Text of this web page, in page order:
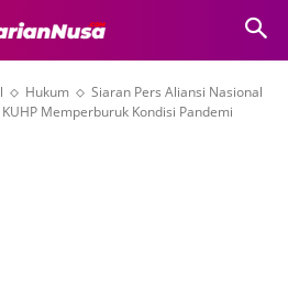
Hukum
Siaran Pers Aliansi Nasional
Memperburuk Kondisi Pandemi